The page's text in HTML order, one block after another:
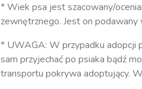
* Wiek psa jest szacowany/
zewnętrznego. Jest on podawany
* UWAGA: W przypadku adopcji
sam przyjechać po psiaka bądź
transportu pokrywa adoptujący.